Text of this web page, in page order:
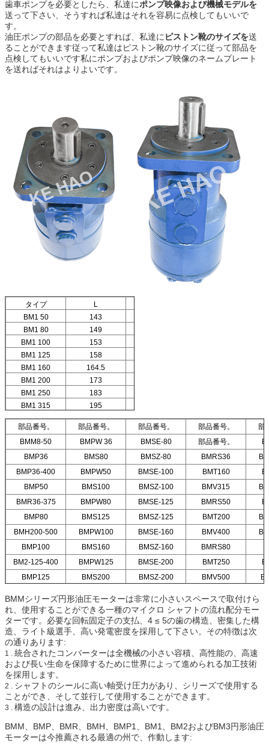
歯車ポンプを必要としたら、私達にポンプ映像および機械モデルを
送って下さい、そうすれば私達はそれを容易に点検してもいいで
す。
油圧ポンプの部品を必要とすれば、私達に ピストン靴のサイズを送
ることができます従って私達はピストン靴のサイズに従って部品を
点検してもいいです私にポンプおよびポンプ映像のネームプレート
を送ればそれはよりよいです。
タイプ L
BM1 50
143
BM1 80
149
BM1 100
153
BM1 125
158
BM1 160
164.5
BM1 200
173
BM1 250
183
BM1 315
195
BM1 375
207
74
部品番号。
部品番号。 部品番号。 部品番号。
部
BMM8-50
BMPW 36 BMSE-80 部品番号。
BMP36
BMS80 BMSZ-80 BMRS36
BMP36-400
BMPW50 BMSE-100 BMT160
BMP50
BMS100 BMSZ-100 BMV315
BMR36-375
BMPW80 BMSE-125 BMRS50
BMP80
BMS125 BMSZ-125 BMT200
BMH200-500
BMPW100 BMSE-160 BMV400
BMP100
BMS160 BMSZ-160 BMRS80
BM2-125-400
BMPW125 BMSE-200 BMT250
BMP125
BMS200 BMSZ-200 BMV500
BMMシリーズ円形油圧モーターは非常に小さいスペースで取付けら
れ、使用することができる一種のマイクロ シャフトの流れ配分モー
ターです。必要な回転固定子の支払、4 ≤ 5の歯の構造、密集した構
造、ライト級選手、高い発電密度を採用して下さい。その特徴は次
の通りあります:
1 . 統合されたコンバーターは全機械の小さい容積、高性能の、高速
および長い生命を保障するために世界によって進められる加工技術
を採用します。
2 . シャフトのシールに高い軸受け圧力があり、シリーズで使用する
ことができ、そして並行して使用することができます。
3 . 構造の設計は進み、出力密度は高いです。
BMM、BMP、BMR、BMH、BMP1、BM1、BM2およびBM3円形油圧
モーターは今推薦される最適の州で、作動します: